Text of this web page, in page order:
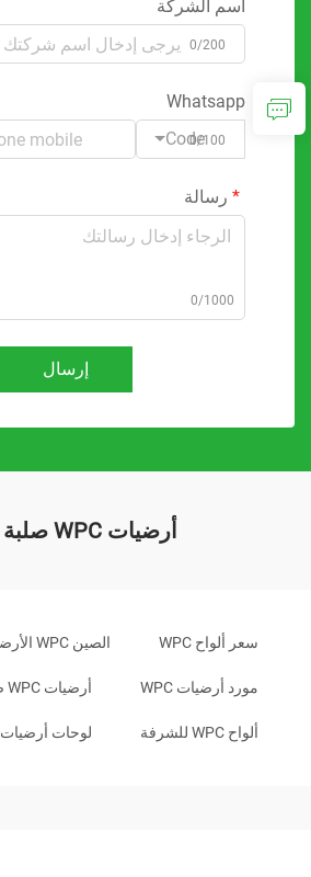
اسم الشركة
0/200
Whatsapp
Code0/100
رسالة
0/1000
إرسال
أرضيات WPC صلبة جيدة
سعر ألواح WPC الصين WPC الأرضيات
مورد أرضيات WPC أرضيات WPC صلبة جيدة
ألواح WPC للشرفة لوحات أرضيات WPC الخارجية